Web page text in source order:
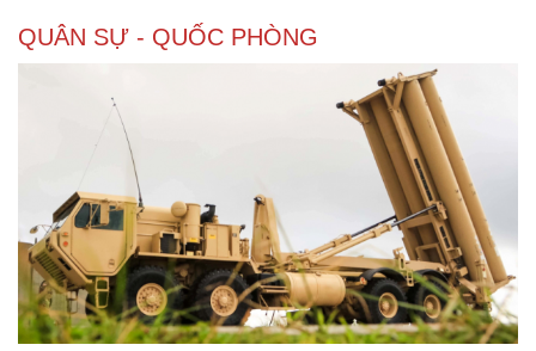
Thế giới thể thao
eSports
Tư vấn
QUÂN SỰ - QUỐC PHÒNG